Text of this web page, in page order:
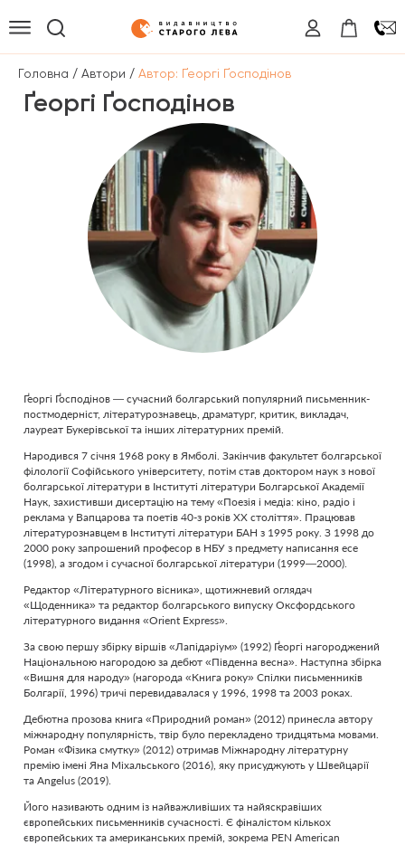
Головна / Автори / Автор: Ґеоргі Ґосподінов
Ґеоргі Ґосподінов
Ґеоргі Ґосподінов — сучасний болгарський популярний письменник-
постмодерніст, літературознавець, драматург, критик, викладач,
лауреат Букерівської та інших літературних премій.
Народився 7 січня 1968 року в Ямболі. Закінчив факультет болгарської
філології Софійського університету, потім став доктором наук з нової
болгарської літератури в Інституті літератури Болгарської Академії
Наук, захистивши дисертацію на тему «Поезія і медіа: кіно, радіо і
реклама у Вапцарова та поетів 40-з років ХХ століття». Працював
літературознавцем в Інституті літератури БАН з 1995 року. З 1998 до
2000 року запрошений професор в НБУ з предмету написання есе
(1998), а згодом і сучасної болгарської літератури (1999—2000).
Редактор «Літературного вісника», щотижневий оглядач
«Щоденника» та редактор болгарського випуску Оксфордського
літературного видання «Orient Express».
За свою першу збірку віршів «Лапідаріум» (1992) Ґеоргі нагороджений
Національною нагородою за дебют «Південна весна». Наступна збірка
«Вишня для народу» (нагорода «Книга року» Спілки письменників
Болгарії, 1996) тричі перевидавалася у 1996, 1998 та 2003 роках.
Дебютна прозова книга «Природний роман» (2012) принесла автору
міжнародну популярність, твір було перекладено тридцятьма мовами.
Роман «Фізика смутку» (2012) отримав Міжнародну літературну
премію імені Яна Міхальського (2016), яку присуджують у Швейцарії
та Angelus (2019).
Його називають одним із найважливіших та найяскравіших
європейських письменників сучасності. Є фіналістом кількох
європейських та американських премій, зокрема PEN American